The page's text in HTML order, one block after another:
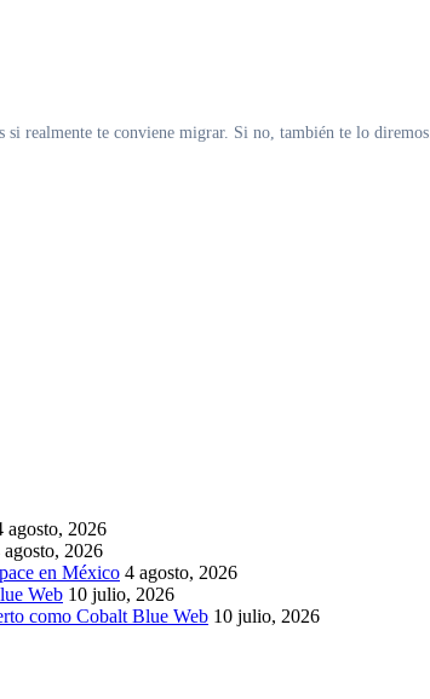
si realmente te conviene migrar. Si no, también te lo diremos.
agosto, 2026
agosto, 2026
en México 4 agosto, 2026
Web 10 julio, 2026
como Cobalt Blue Web 10 julio, 2026